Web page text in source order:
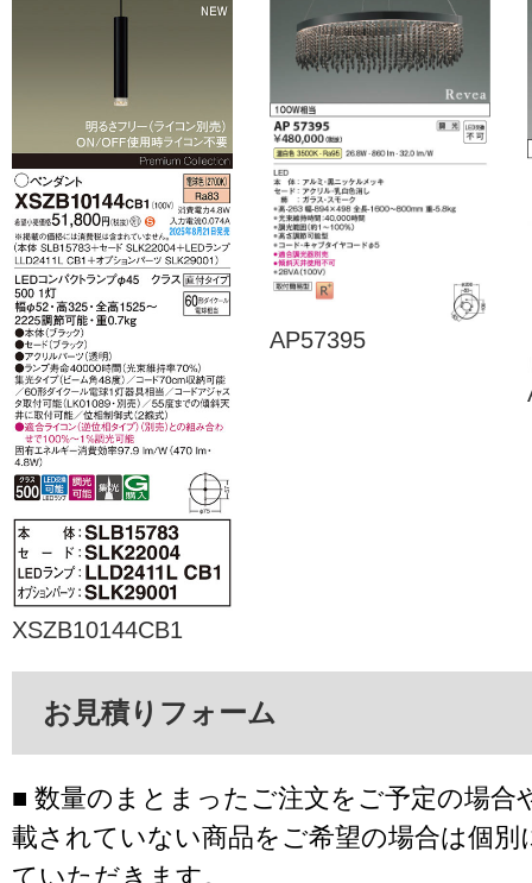
XSZB10144CB1
AP57395
お見積りフォーム
■ 数量のまとまったご注文をご予定の場合
載されていない商品をご希望の場合は個別
ていただきます。